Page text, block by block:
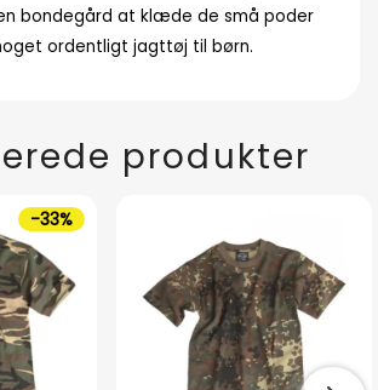
bondegård at klæde de små poder
ordentligt jagttøj til børn.
produkter
-33%